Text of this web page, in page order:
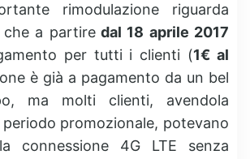
rimodulazione riguarda
che a partiredal 18 aprile 2017
per tutti i clienti (1€ al
è già a pagamento da un bel
ma molti clienti, avendola
promozionale, potevano
connessione 4G LTE senza